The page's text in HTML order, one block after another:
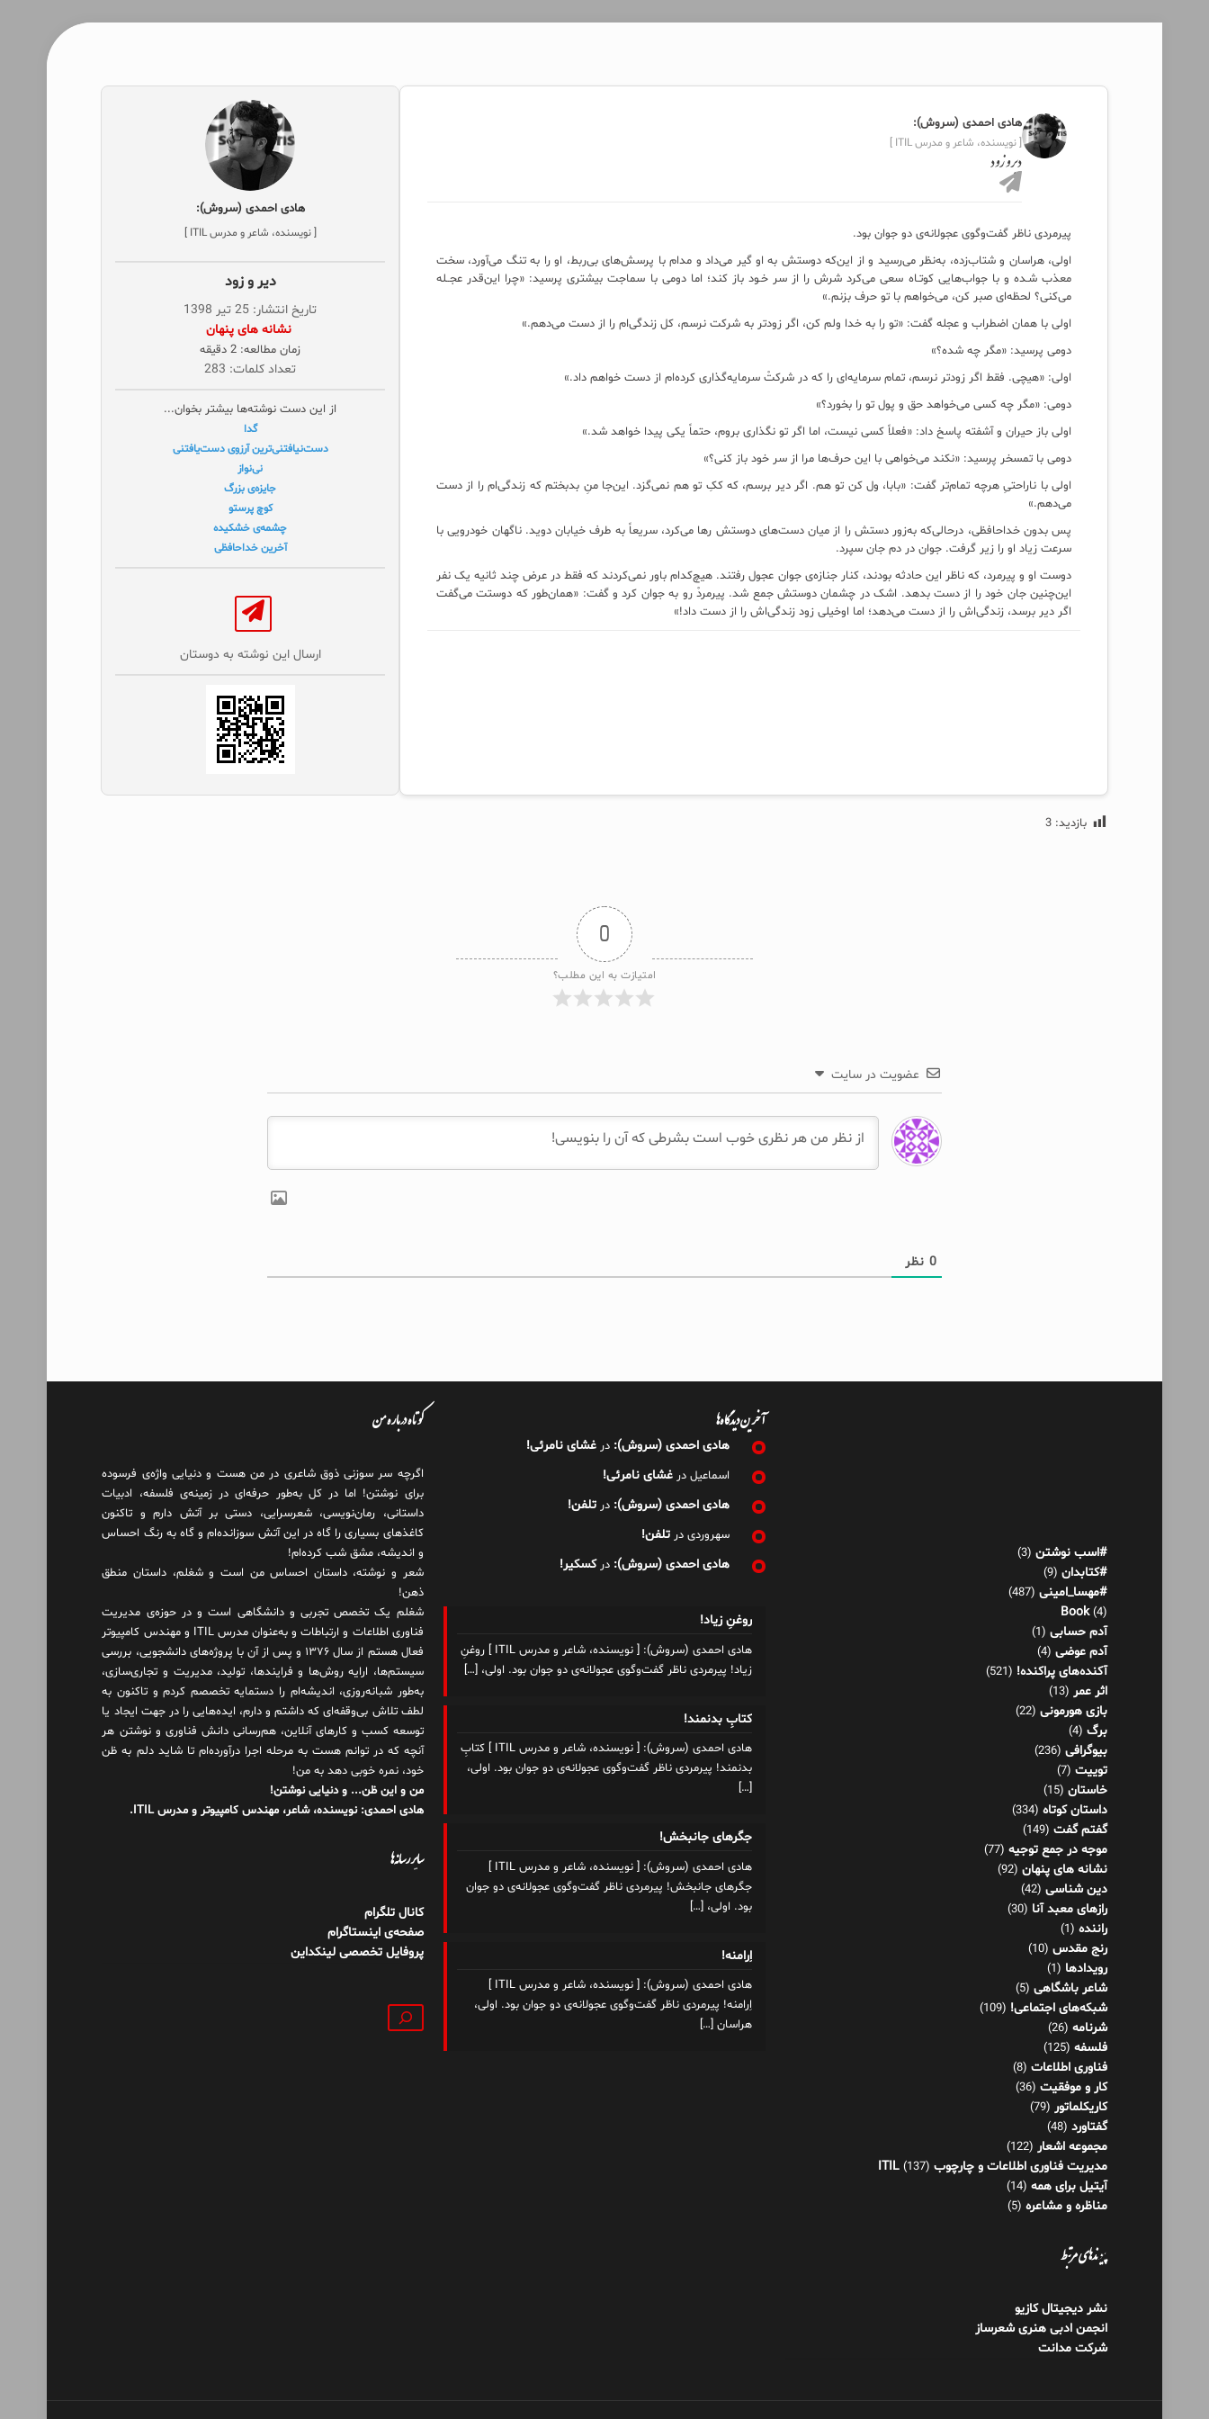
هادی احمدی (سروش):
[ نویسنده، شاعر و مدرس ITIL ]
دیر و زود
پیرمردی ناظر گفت‌وگوی عجولانه‌ی دو جوان بود.
اولی، هراسان و شتاب‌زده، به‌نظر می‌رسید و از این‌که دوستش به او گیر می‌داد و مدام با پرسش‌های بی‌ربط، او را به تنگ می‌آورد، سخت
معذب شـده و با جواب‌هایی کوتـاه سعی می‌کرد شرش را از سر خـود باز کند؛ اما دومی‌ ‌با سماجت بیشتری پرسید: «چرا این‌قدر عجــله
می‌کنی؟ لحظه‌ای صبر کن، می‌خواهم با تو حرف بزنم.»
اولی با همان اضطراب و عجله گفت: «تو را به خدا ولم کن، اگر زودتر به شرکت نرسم، کل زندگی‌ام را از دست می‌دهم.»
دومی پرسید: «مگر چه شده؟»
اولی: «هیچی. فقط اگر زودتر نرسم، تمام سرمایه‌ای را که در شرکتْ سرمایه‌گذاری کرده‌ام از دست خواهم داد.»
دومی: «مگر چه کسی می‌خواهد حق و پول تو را بخورد؟»
اولی باز حیران و آشفته پاسخ داد: «فعلاً کسی نیست، اما اگر تو نگذاری بروم، حتماً یکی پیدا خواهد شد.»
دومی ‌با تمسخر پرسید: «نکند می‌خواهی با این حرف‌ها مرا از سر خود باز کنی؟»
اولی با ناراحتیِ هرچه تمام‌تر گفت: «بابا، ول کن تو هم. اگر دیر برسم، که ککِ تو هم نمی‌گزد. این‌جا منِ بدبختم که زندگی‌ام را از دست
می‌دهم.»
پس بدون خداحافظی، درحالی‌که به‌زور دستش را از میان دست‌های دوستش رها می‌کرد، سریعاً به طرف خیابان دوید. ناگهان خودرویی با
سرعت زیاد او را زیر گرفت. جوان در دم جان سپرد.
دوست او و پیرمرد، که ناظر این حادثه بودند، کنار جنازه‌ی جوان عجول رفتند. هیچ‌کدام باور نمی‌کردند که فقط در عرض چند ثانیه یک نفر
این‌چنین جان خود را از دست بدهد. اشک در چشمان دوستش جمع شد. پیرمردْ رو به جوان کرد و گفت: «همان‌طور که دوستت می‌گفت
اگر دیر برسد، زندگی‌اش را از دست می‌دهد؛ اما اوخیلی زود زندگی‌اش را از دست داد!»
هادی احمدی (سروش):
[ نویسنده، شاعر و مدرس ITIL ]
دیر و زود
تاریخ انتشار: 25 تیر 1398
‌ نشانه های پنهان
زمان مطالعه: 2 دقیقه
تعداد کلمات: 283
از این دست نوشته‌ها بیشتر بخوان...
گدا
دست‌نیافتنی‌ترین آرزوی دست‌یافتنی
نی‌نواز
جایزه‌ی بزرگ
کوچ پرستو
چشمه‌ی خشکیده
آخرین خداحافظی
ارسال این نوشته به دوستان‌
بازدید: 3
0
امتیازت به این مطلب؟
عضویت در سایت
0نظر
آکنده‌های پراکنده!
اثر عمر(13)
بازی هورمونی(22)
برگ(4)
بیوگرافی(236)
توییت(7)
خاستان(15)
داستان کوتاه
گفتم گفت(149)
موجه در جمع توجیه
نشانه های پنهان
دین شناسی
رازهای معبد آنا
راننده(1)
رنج مقدس (10)
رویدادها (1)
شاعر باشگاهی(5)
شبکه‌های اجتماعی!
شرنامه(26)
فلسفه(125)
فناوری اطلاعات(8)
کار و موفقیت
کاریکلماتور(79)
گفتاورد(48)
مجموعه اشعار
مدیریت فناوری اطلاعات و چارچوب ITIL
آیتیل برای همه (14)
مناظره و مشاعره(5)
پیوندهای مرتبط
نشر دیجیتال کازیو
انجمن ادبی هنری شعرساز
آخرین دیدگاه‌ها
هادی احمدی (سروش): درغشای نامرئی!
اسماعیل درغشای نامرئی!
هادی احمدی (سروش): درتلفن!
سهروردی درتلفن!
هادی احمدی (سروش): درکسکیر!
روغنِ زیاد!
هادی احمدی (سروش): [ نویسنده، شاعر و مدرس ITIL ] روغنِ
زیاد! پیرمردی ناظر گفت‌وگوی عجولانه‌ی دو جوان بود. اولی، […]
کتابِ بدنمند!
هادی احمدی (سروش): [ نویسنده، شاعر و مدرس ITIL ] کتابِ
بدنمند! پیرمردی ناظر گفت‌وگوی عجولانه‌ی دو جوان بود. اولی،
[…]
جگرهای جانبخش!
هادی احمدی (سروش): [ نویسنده، شاعر و مدرس ITIL ]
جگرهای جانبخش! پیرمردی ناظر گفت‌وگوی عجولانه‌ی دو جوان
بود. اولی، […]
اِرامنه!
هادی احمدی (سروش): [ نویسنده، شاعر و مدرس ITIL ]
اِرامنه! پیرمردی ناظر گفت‌وگوی عجولانه‌ی دو جوان بود. اولی،
هراسان […]
کوتاه درباره من
اگرچه سر سوزنی ذوق شاعری در من هست و دنیایی واژه‌‌ی فرسوده
برای نوشتن! اما در کل به‌طور حرفه‌ای در زمینه‌ی فلسفه، ادبیات
داستانی، رمان‌نویسی، شعرسرایی، دستی بر آتش دارم و تاکنون
کاغذهای بسیاری را گاه در این آتش سوزانده‌ام و گاه به رنگ احساس
و اندیشه، مشق شب کرده‌ام!
شعر و نوشته، داستان احساس من است و شغلم، داستان منطق
ذهن!
شغلم یک تخصص تجربی و دانشگاهی است و در حوزه‌ی مدیریت
فناوری اطلاعات و ارتباطات و به‌عنوان مدرس ITIL و مهندس کامپیوتر
فعال هستم از سال ۱۳۷۶ و پس از آن با پروژه‌های دانشجویی، بررسی
سیستم‌ها، ارایه روش‌ها و فرایندها، تولید، مدیریت و تجاری‌سازی،
به‌طور شبانه‌روزی، اندیشه‌ام را دستمایه تخصصم کردم و تاکنون به
لطف تلاش بی‌وقفه‌ای که داشتم و دارم، اید‌ه‌هایی را در جهت ایجاد یا
توسعه کسب و کارهای آنلاین، هم‌رسانی دانش فناوری و نوشتن هر
آنچه که در توانم هست به مرحله اجرا درآورده‌ام تا شاید دلم به ظن
خود، نمره خوبی دهد به من!
من و این ظن... و دنیایی نوشتن!
هادی احمدی: نویسنده، شاعر، مهندس کامپیوتر و مدرس ITIL.
سایر رسانه‌ها
کانال تلگرام
صفحه‌ی اینستاگرام
پروفایل تخصصی لینکداین
جستجو